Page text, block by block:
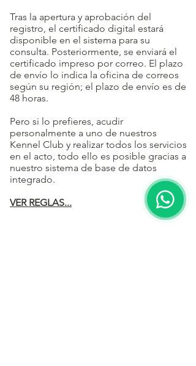
Tras la apertura y aprobación del
registro, el certificado digital estará
disponible en el sistema para su
consulta. Posteriormente, se enviará el
certificado impreso por correo. El plazo
de envío lo indica la oficina de correos
según su región; el plazo de envío es de
48 horas.
Pero si lo prefieres, acudir
personalmente a uno de nuestros
Kennel Club y realizar todos los servicios
en el acto, todo ello es posible gracias a
nuestro sistema de base de datos
integrado.
VER REGLAS...